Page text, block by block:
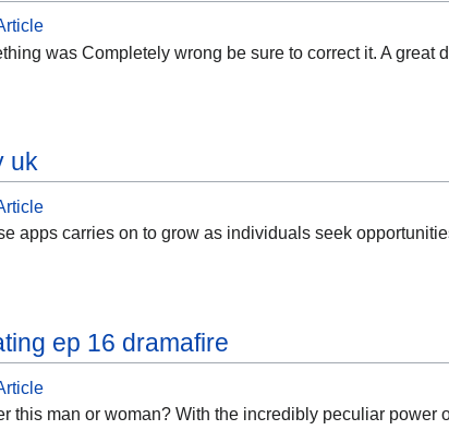
was Completely wrong be sure to correct it. A great
uk
apps carries on to grow as individuals seek
ep 16 dramafire
this man or woman? With the incredibly peculiar power